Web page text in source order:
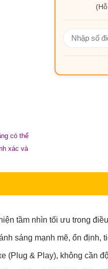
có thể
xác và
tầm nhìn tối ưu trong
sáng mạnh mẽ, ổn định,
(Plug & Play), không cần